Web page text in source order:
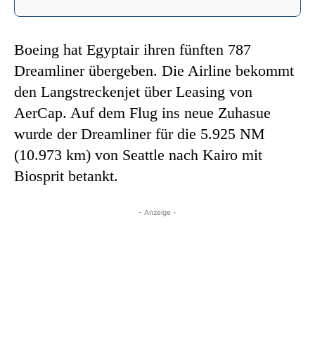
Boeing hat Egyptair ihren fünften 787
Dreamliner übergeben. Die Airline bekommt
den Langstreckenjet über Leasing von
AerCap. Auf dem Flug ins neue Zuhasue
wurde der Dreamliner für die 5.925 NM
(10.973 km) von Seattle nach Kairo mit
Biosprit betankt.
- Anzeige -